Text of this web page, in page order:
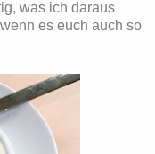
was ich daraus
es euch auch so